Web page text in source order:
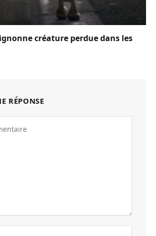
créature perdue dans les
RÉPONSE